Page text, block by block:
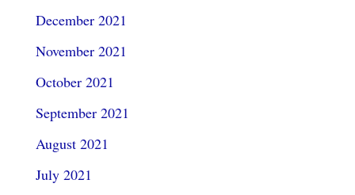
December 2021
November 2021
October 2021
September 2021
August 2021
July 2021